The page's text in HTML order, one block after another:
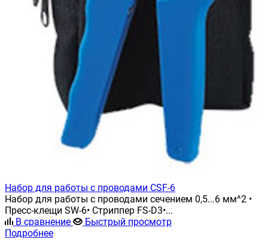
Набор для работы с проводами CSF-6
Набор для работы с проводами сечением 0,5...6 мм^2 •
Пресс-клещи SW-6• Стриппер FS-D3•...
В сравнение
Быстрый просмотр
Подробнее